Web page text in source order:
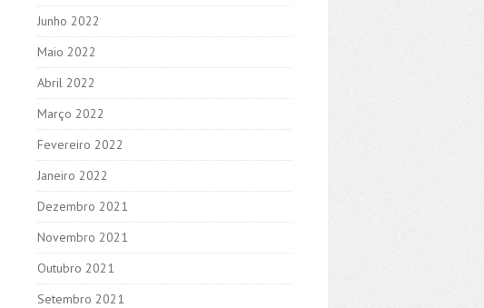
Junho 2022
Maio 2022
Abril 2022
Março 2022
Fevereiro 2022
Janeiro 2022
Dezembro 2021
Novembro 2021
Outubro 2021
Setembro 2021